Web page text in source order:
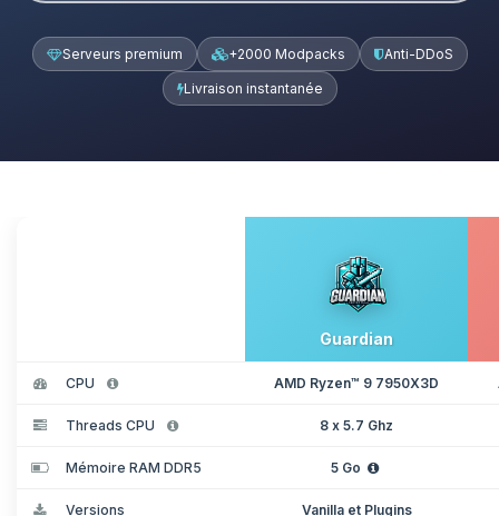
Serveurs premium +2000 Modpacks Anti-DDoS
Livraison instantanée
Guardian
CPU AMD Ryzen™ 9 7950X3D
Threads CPU 8 x 5.7 Ghz
Mémoire RAM DDR5 5 Go
Versions Vanilla et Plugins